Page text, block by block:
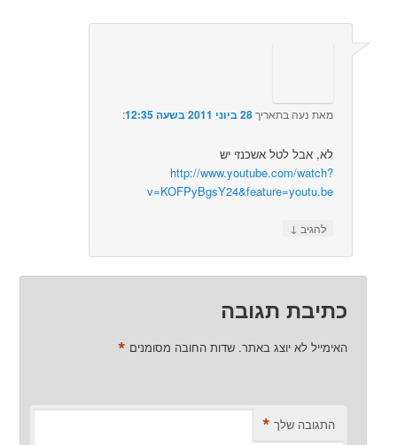
מאת נעה בתאריך28 ביוני 2011 בשעה 12:35 :‏
לא, אבל לטל אשכנזי יש
http://www.youtube.com/watch?
v=KOFPyBgsY24&feature=youtu.be
להגיב ↓
כתיבת תגובה
האימייל לא יוצג באתר. שדות החובה מסומנים *
התגובה שלך *